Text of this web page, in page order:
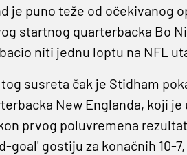
je puno teže od očekivanog
startnog quarterbacka Bo
niti jednu loptu na NFL
susreta čak je Stidham
New Englanda, koji
prvog poluvremena
goal' gostiju za konačnih 10-